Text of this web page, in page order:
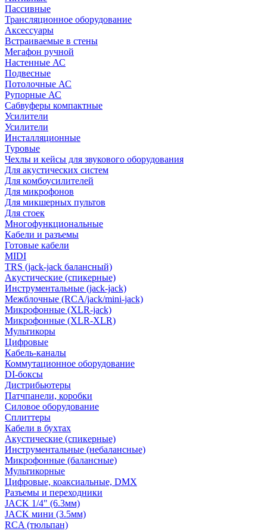
Пассивные
Трансляционное оборудование
Аксессуары
Встраиваемые в стены
Мегафон ручной
Настенные АС
Подвесные
Потолочные АС
Рупорные АС
Сабвуферы компактные
Усилители
Усилители
Инсталляционные
Туровые
Чехлы и кейсы для звукового оборудования
Для акустических систем
Для комбоусилителей
Для микрофонов
Для микшерных пультов
Для стоек
Многофункциональные
Кабели и разъемы
Готовые кабели
MIDI
TRS (jack-jack балансный)
Акустические (спикерные)
Инструментальные (jack-jack)
Межблочные (RCA/jack/mini-jack)
Микрофонные (XLR-jack)
Микрофонные (XLR-XLR)
Мультикоры
Цифровые
Кабель-каналы
Коммутационное оборудование
DI-боксы
Дистрибьютеры
Патчпанели, коробки
Силовое оборудование
Сплиттеры
Кабели в бухтах
Акустические (спикерные)
Инструментальные (небалансные)
Микрофонные (балансные)
Мультикорные
Цифровые, коаксиальные, DMX
Разъемы и переходники
JACK 1/4" (6.3мм)
JACK мини (3.5мм)
RCA (тюльпан)